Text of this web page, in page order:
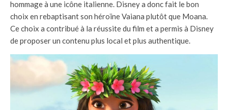
hommage à une icône italienne. Disney a donc fait le bon
choix en rebaptisant son héroïne Vaiana plutôt que Moana.
Ce choix a contribué à la réussite du film et a permis à Disney
de proposer un contenu plus local et plus authentique.